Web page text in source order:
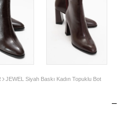
JEWEL Siyah Baskı Kadın Topuklu Bot